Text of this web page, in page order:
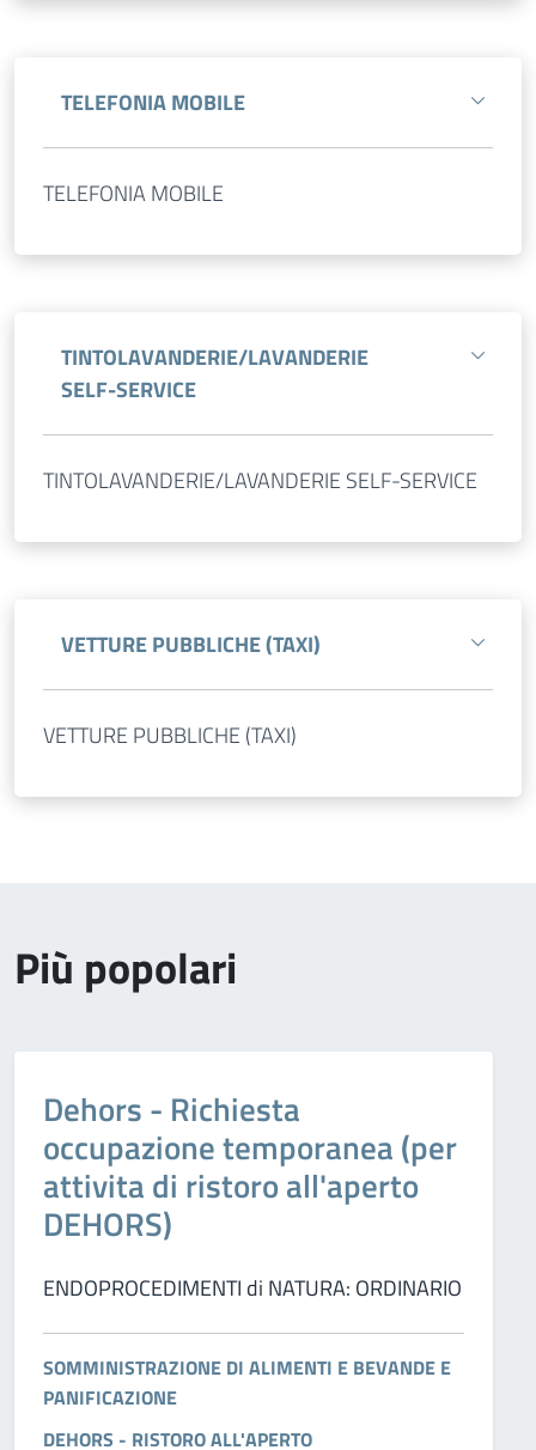
TELEFONIA MOBILE
TELEFONIA MOBILE
TINTOLAVANDERIE/LAVANDERIE
SELF-SERVICE
TINTOLAVANDERIE/LAVANDERIE SELF-SERVICE
VETTURE PUBBLICHE (TAXI)
VETTURE PUBBLICHE (TAXI)
Più popolari
Dehors - Richiesta
occupazione temporanea (per
attivita di ristoro all'aperto
DEHORS)
ENDOPROCEDIMENTI di NATURA: ORDINARIO
Categorie:
SOMMINISTRAZIONE DI ALIMENTI E BEVANDE E
PANIFICAZIONE
DEHORS - RISTORO ALL'APERTO